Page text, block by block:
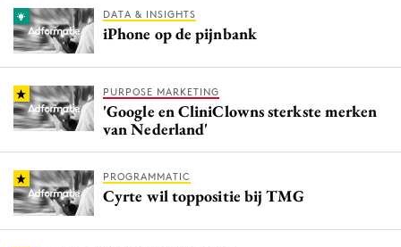
DATA & INSIGHTS
iPhone op de pijnbank
PURPOSE MARKETING
'Google en CliniClowns sterkste merken
van Nederland'
PROGRAMMATIC
Cyrte wil toppositie bij TMG